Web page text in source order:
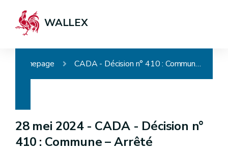
WALLEX
Homepage CADA - Décision n° 410 : Commune – Arrêté d'inhabitabilité – Irrecevable
28 mei 2024 - CADA - Décision n°
410 : Commune – Arrêté